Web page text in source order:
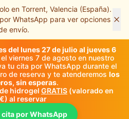
en Torrent, Valencia (España).
WhatsApp para ver opciones
envío.
del lunes 27 de julio al jueves 6
viernes 7 de agosto en nuestro
tu cita por WhatsApp durante el
de reserva y te atenderemos los
sin esperas.
hidrogel GRATIS (valorado en
al reservar
cita por WhatsApp